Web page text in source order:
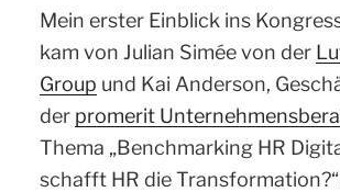
Mein erster Einblick ins
kam von Julian Simée von der
Group und Kai Anderson,
der promerit
Thema „Benchmarking HR
schafft HR die